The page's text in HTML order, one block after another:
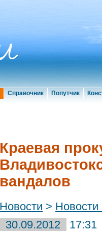
Справочник Попутчик
Краевая
вандалов
Новости > Новости
30.09.2012
17:31